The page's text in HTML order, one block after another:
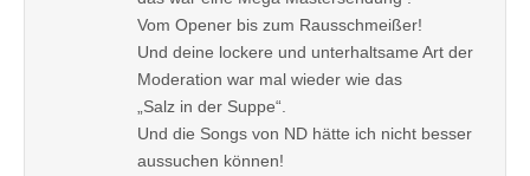
Vom Opener bis zum Rausschmeißer!
Und deine lockere und unterhaltsame Art der
Moderation war mal wieder wie das
„Salz in der Suppe“.
Und die Songs von ND hätte ich nicht besser
aussuchen können!